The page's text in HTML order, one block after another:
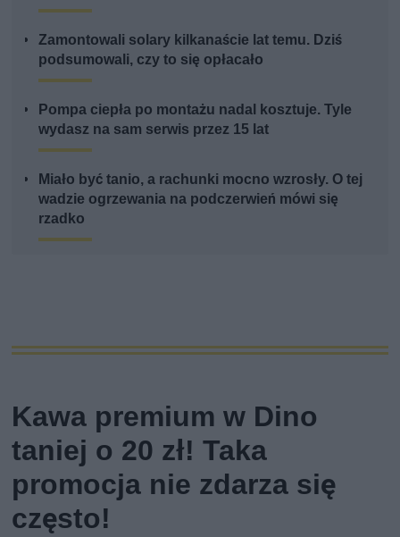
Zamontowali solary kilkanaście lat temu. Dziś
podsumowali, czy to się opłacało
Pompa ciepła po montażu nadal kosztuje. Tyle
wydasz na sam serwis przez 15 lat
Miało być tanio, a rachunki mocno wzrosły. O tej
wadzie ogrzewania na podczerwień mówi się
rzadko
Kawa premium w Dino
taniej o 20 zł! Taka
promocja nie zdarza się
często!